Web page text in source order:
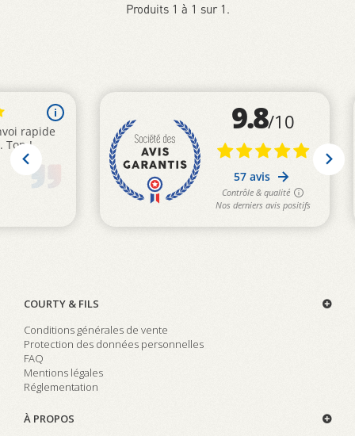
Produits 1 à 1 sur 1.
COURTY & FILS
Conditions générales de vente
Protection des données personnelles
FAQ
Mentions légales
Réglementation
À PROPOS